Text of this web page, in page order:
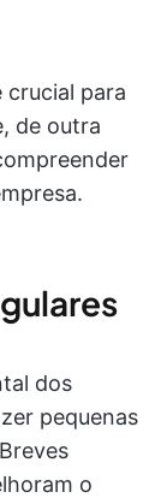
crucial para
de outra
dos
pequenas
o